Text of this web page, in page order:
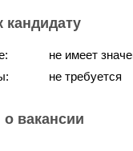
кандидату
не имеет
не требуется
вакансии